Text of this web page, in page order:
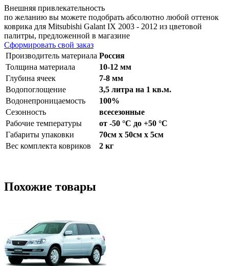
Внешняя привлекательность
по желанию вы можете подобрать абсолютно любой оттенок
коврика для Mitsubishi Galant IX 2003 - 2012 из цветовой
палитры, предложенной в магазине
Сформировать свой заказ
Производитель материала Россия
Толщина материала
10-12 мм
Глубина ячеек
7-8 мм
Водопоглощение
3,5 литра на 1 кв.м.
Водонепроницаемость
100%
Сезонность
всесезонные
Рабочие температуры
от -50 °С до +50 °С
Габариты упаковки
70см x 50см x 5см
Вес комплекта ковриков
2 кг
Похожие товары